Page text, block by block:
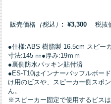
販売価格 （税込） : ¥3,300 税抜
●仕様:ABS 樹脂製 16.5cm スピー
寸法:145 ㎜●厚み:19ｍｍ
●裏側防水パッキン貼付済
●ES-T10はインナーバッフルボー
け用のビスや、スピーカー側スポ
ん。
※スピーカー固定で使用するビス